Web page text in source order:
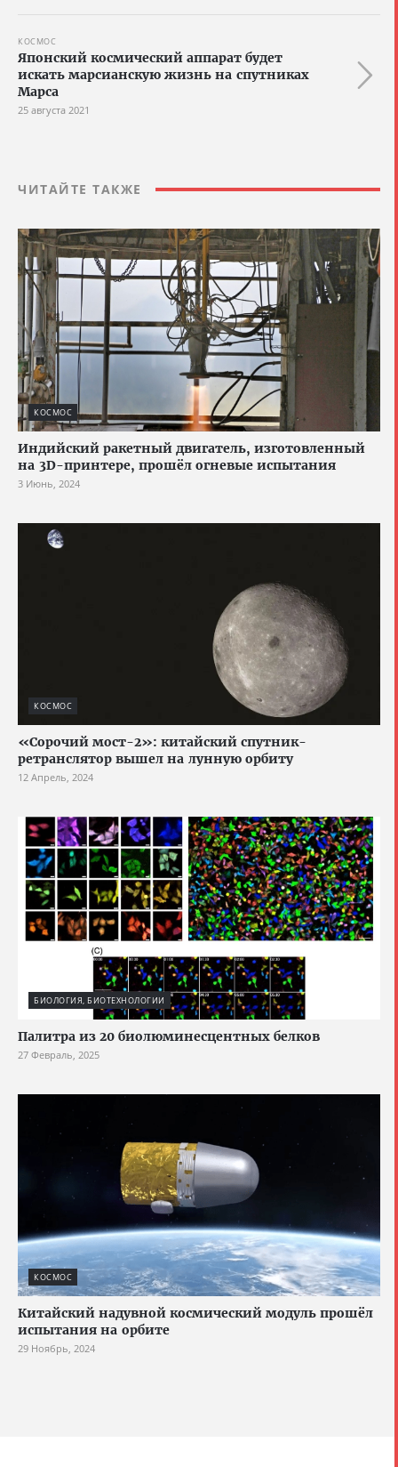
КОСМОС
Японский космический аппарат будет
искать марсианскую жизнь на спутниках
Марса
25 августа 2021
ЧИТАЙТЕ ТАКЖЕ
КОСМОС
Индийский ракетный двигатель, изготовленный
на 3D-принтере, прошёл огневые испытания
3 Июнь, 2024
КОСМОС
«Сорочий мост-2»: китайский спутник-
ретранслятор вышел на лунную орбиту
12 Апрель, 2024
БИОЛОГИЯ, БИОТЕХНОЛОГИИ
Палитра из 20 биолюминесцентных белков
27 Февраль, 2025
КОСМОС
Китайский надувной космический модуль прошёл
испытания на орбите
29 Ноябрь, 2024